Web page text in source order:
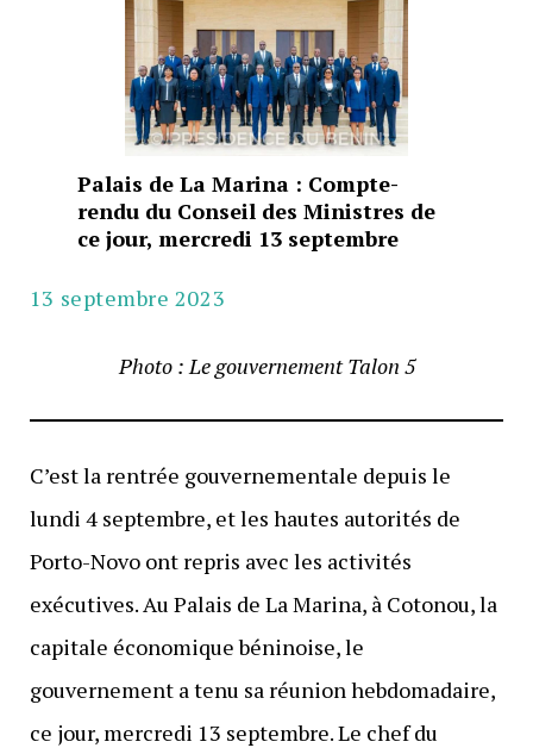
Palais de La Marina : Compte-
rendu du Conseil des Ministres de
ce jour, mercredi 13 septembre
13 septembre 2023
Photo : Le gouvernement Talon 5
C’est la rentrée gouvernementale depuis le
lundi 4 septembre, et les hautes autorités de
Porto-Novo ont repris avec les activités
exécutives. Au Palais de La Marina, à Cotonou, la
capitale économique béninoise, le
gouvernement a tenu sa réunion hebdomadaire,
ce jour, mercredi 13 septembre. Le chef du